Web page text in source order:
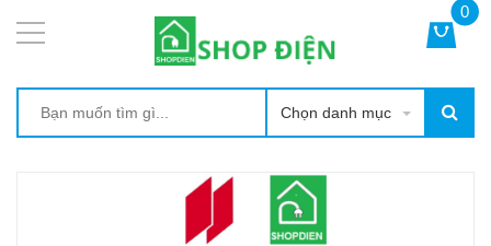
Chọn danh mục
0